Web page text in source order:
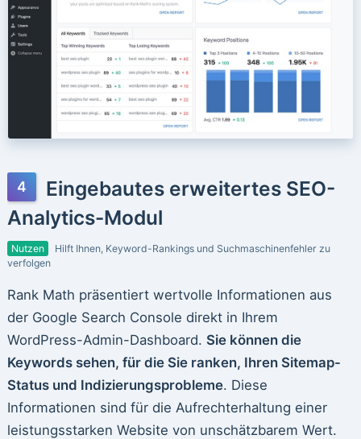
Eingebautes erweitertes SEO-
Analytics-Modul
Nutzen
Hilft Ihnen, Keyword-Rankings und Suchmaschinenfehler zu
verfolgen
Rank Math präsentiert wertvolle Informationen aus
der Google Search Console direkt in Ihrem
WordPress-Admin-Dashboard. Sie können die
Keywords sehen, für die Sie ranken, Ihren Sitemap-
Status und Indizierungsprobleme. Diese
Informationen sind für die Aufrechterhaltung einer
leistungsstarken Website von unschätzbarem Wert.